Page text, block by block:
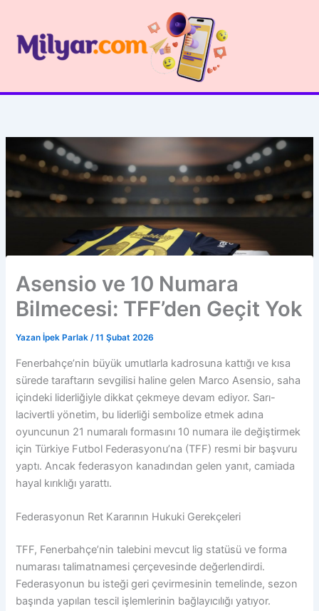
Asensio ve 10 Numara
Bilmecesi: TFF’den Geçit Yok
Yazan İpek Parlak/11 Şubat 2026
Fenerbahçe’nin büyük umutlarla kadrosuna kattığı ve kısa
sürede taraftarın sevgilisi haline gelen Marco Asensio, saha
içindeki liderliğiyle dikkat çekmeye devam ediyor. Sarı-
lacivertli yönetim, bu liderliği sembolize etmek adına
oyuncunun 21 numaralı formasını 10 numara ile değiştirmek
için Türkiye Futbol Federasyonu’na (TFF) resmi bir başvuru
yaptı. Ancak federasyon kanadından gelen yanıt, camiada
hayal kırıklığı yarattı.
Federasyonun Ret Kararının Hukuki Gerekçeleri
TFF, Fenerbahçe’nin talebini mevcut lig statüsü ve forma
numarası talimatnamesi çerçevesinde değerlendirdi.
Federasyonun bu isteği geri çevirmesinin temelinde, sezon
başında yapılan tescil işlemlerinin bağlayıcılığı yatıyor.